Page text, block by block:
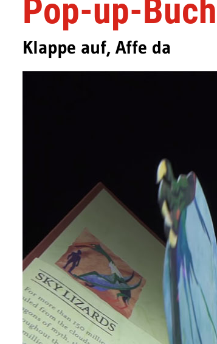
Pop-up-Buch
Klappe auf, Affe da